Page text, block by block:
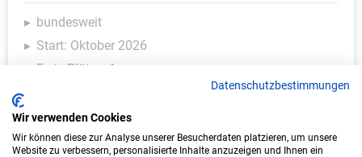
bundesweit
Start: Oktober 2026
Freie Plätze: 1
Datenschutzbestimmungen
Wir verwenden Cookies
Wir können diese zur Analyse unserer Besucherdaten platzieren, um unsere
Website zu verbessern, personalisierte Inhalte anzuzeigen und Ihnen ein